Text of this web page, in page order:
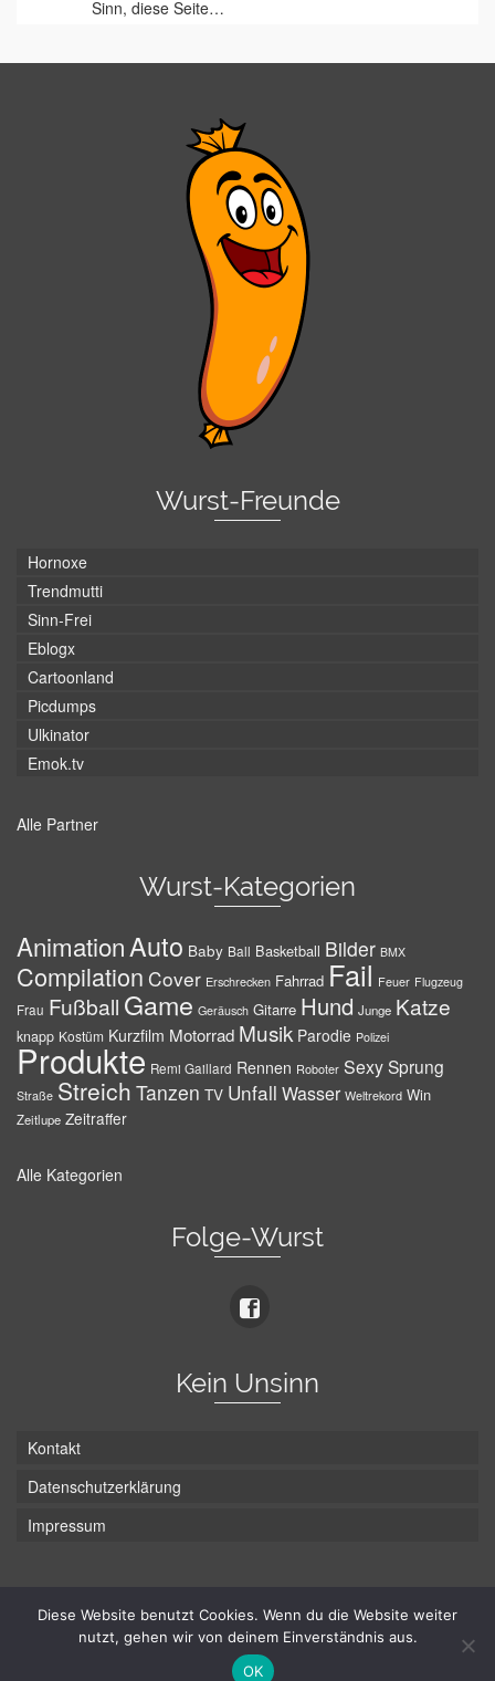
Sinn, diese Seite…
Wurst-Freunde
Hornoxe
Trendmutti
Sinn-Frei
Eblogx
Cartoonland
Picdumps
Ulkinator
Emok.tv
Alle Partner
Wurst-Kategorien
AnimationAuto Baby Ball Basketball Bilder BMX
Compilation Cover Erschrecken Fahrrad Fail Feuer Flugzeug
Frau Fußball Game Geräusch Gitarre Hund Junge Katze
knapp Kostüm Kurzfilm Motorrad Musik Parodie Polizei
Produkte Remi Gaillard Rennen Roboter SexySprung
Straße Streich Tanzen TV Unfall Wasser Weltrekord Win
Zeitlupe Zeitraffer
Alle Kategorien
Folge-Wurst
Kein Unsinn
Kontakt
Datenschutzerklärung
Impressum
© Hans-Wurst.net - Gute Laune seit 2005
Diese Website benutzt Cookies. Wenn du die Website weiter
nutzt, gehen wir von deinem Einverständnis aus.
OK